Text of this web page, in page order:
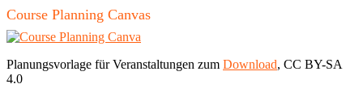
Course Planning Canvas
Planungsvorlage für Veranstaltungen zum Download, CC BY-SA
4.0